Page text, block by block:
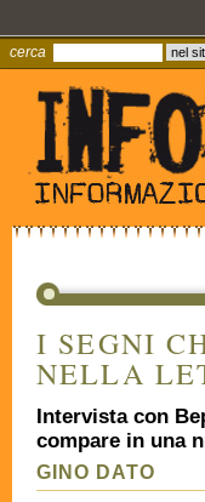
cerca
I SEGNI
NELLA
Intervista con
compare in una
GINO DATO